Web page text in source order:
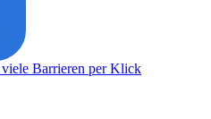
Barrieren per Klick